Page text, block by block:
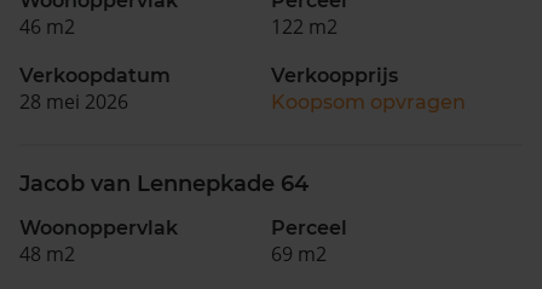
46 m2 122 m2
Verkoopdatum
28 mei 2026
Verkoopprijs
Koopsom opvragen
Jacob van Lennepkade 64
Woonoppervlak
48 m2
Perceel
69 m2